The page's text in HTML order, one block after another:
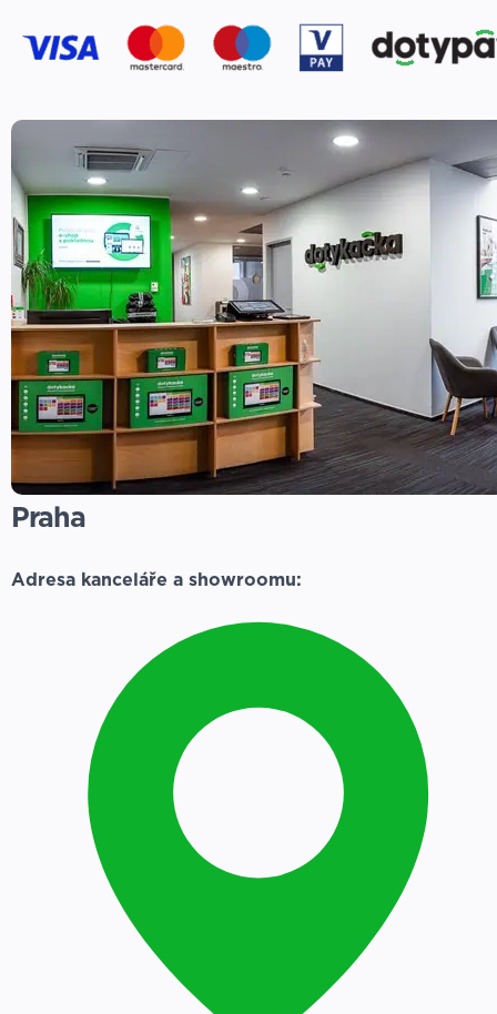
Praha
Adresa kanceláře a showroomu: